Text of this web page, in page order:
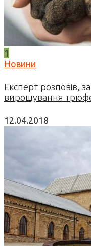
1
Новини
Експерт розповів,
вирощування
12.04.2018